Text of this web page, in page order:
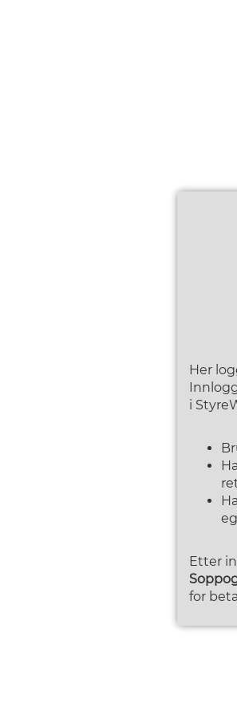
Her
i
Etter
for